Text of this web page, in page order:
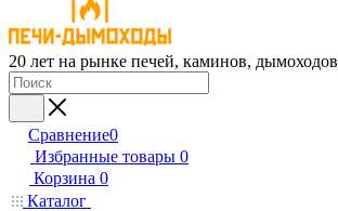
20 лет на рынке печей, каминов, дымоходов
Сравнение0
Избранные товары 0
Корзина 0
Каталог